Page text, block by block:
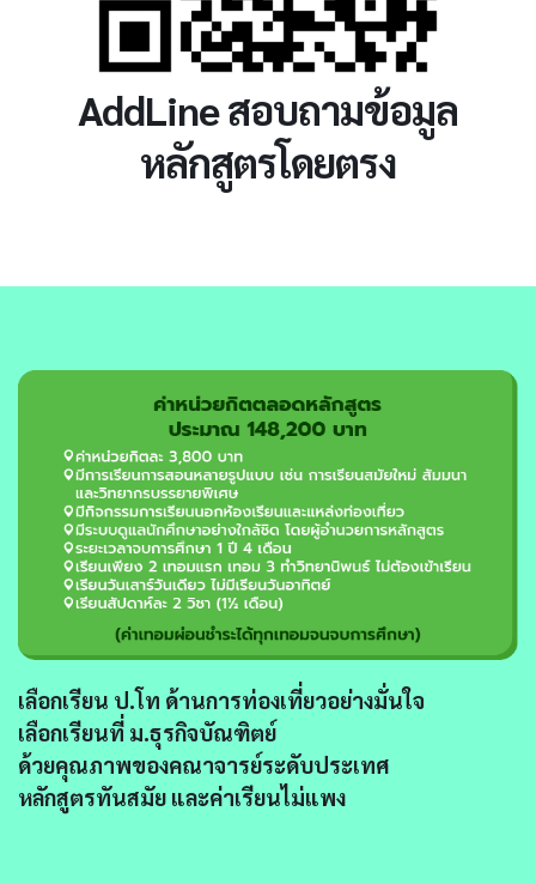
AddLine สอบถามข้อมูล
หลักสูตรโดยตรง
เลือกเรียน ป.โท ด้านการท่องเที่ยวอย่างมั่นใจ
เลือกเรียนที่ ม.ธุรกิจบัณฑิตย์
ด้วยคุณภาพของคณาจารย์ระดับประเทศ
หลักสูตรทันสมัย และค่าเรียนไม่แพง